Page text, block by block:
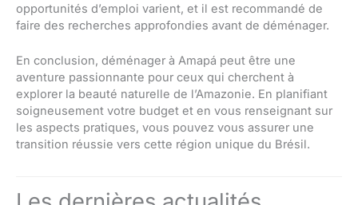
opportunités d’emploi varient, et il est recommandé de
faire des recherches approfondies avant de déménager.
En conclusion, déménager à Amapá peut être une
aventure passionnante pour ceux qui cherchent à
explorer la beauté naturelle de l’Amazonie. En planifiant
soigneusement votre budget et en vous renseignant sur
les aspects pratiques, vous pouvez vous assurer une
transition réussie vers cette région unique du Brésil.